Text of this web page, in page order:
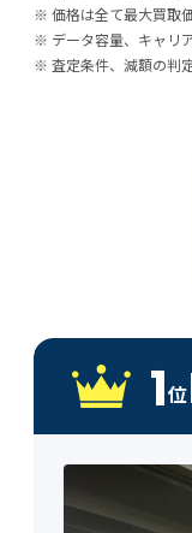
※ 価格は全て最大買取
※ データ容量、キャリ
※ 査定条件、減額の判
1位